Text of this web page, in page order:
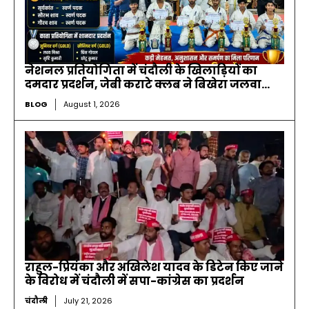
नेशनल प्रतियोगिता में चंदौली के खिलाड़ियों का
दमदार प्रदर्शन, जेबी कराटे क्लब ने बिखेरा जलवा…
BLOG August 1, 2026
राहुल-प्रियंका और अखिलेश यादव के डिटेन किए जाने
के विरोध में चंदौली में सपा-कांग्रेस का प्रदर्शन
चंदौली July 21, 2026